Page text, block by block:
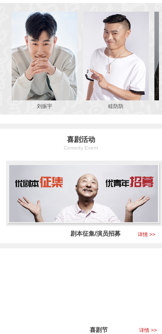
刘振宇 眭防防
喜剧活动
Comedy Event
详情 >>
剧本征集/演员招募
详情 >>
喜剧节